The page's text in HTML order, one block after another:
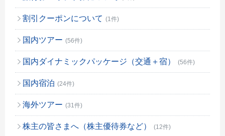
割引クーポンについて (1件)
国内ツアー (56件)
国内ダイナミックパッケージ（交通＋宿） (56件)
国内宿泊 (24件)
海外ツアー (31件)
株主の皆さまへ（株主優待券など） (12件)